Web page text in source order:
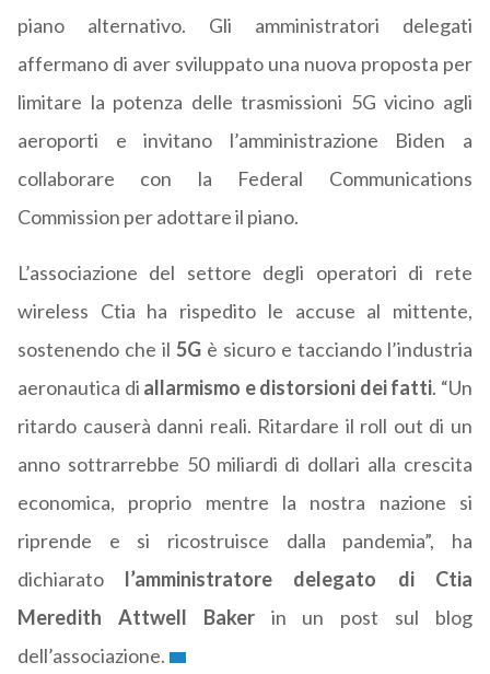
piano alternativo. Gli amministratori delegati
affermano di aver sviluppato una nuova proposta per
limitare la potenza delle trasmissioni 5G vicino agli
aeroporti e invitano l’amministrazione Biden a
collaborare con la Federal Communications
Commission per adottare il piano.
L’associazione del settore degli operatori di rete
wireless Ctia ha rispedito le accuse al mittente,
sostenendo che il 5Gè sicuro e tacciando l’industria
aeronautica di allarmismo e distorsioni dei fatti. “Un
ritardo causerà danni reali. Ritardare il roll out di un
anno sottrarrebbe 50 miliardi di dollari alla crescita
economica, proprio mentre la nostra nazione si
riprende e si ricostruisce dalla pandemia”, ha
dichiarato l’amministratore delegato di Ctia
Meredith Attwell Bakerin un post sul blog
dell’associazione.